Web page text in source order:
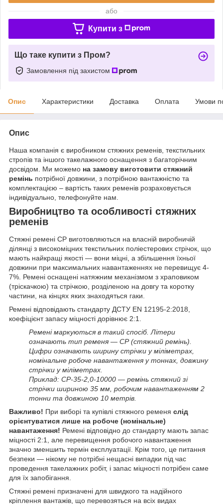
або
Купити з
Що таке купити з Пром?
Замовлення під захистом
Опис Характеристики Доставка Оплата Умови
Опис
Наша компанія є виробником стяжних ременів, текстильних
стропів та іншого такелажного оснащення з багаторічним
досвідом. Ми можемо на замову виготовити стяжний
ремінь потрібної довжини, з потрібною вантажністю та
комплектацією – вартість таких ременів розраховується
індивідуально, телефонуйте нам.
Виробництво та особливості стяжних
ременів
Стяжні ремені СР виготовляються на власній виробничій
ділянці з високоміцних текстильних поліестерових стрічок, що
мають найкращі якості — вони міцні, а збільшення їхньої
довжини при максимальних навантаженнях не перевищує 4-
7%. Ремені оснащені натяжним механізмом з храповиком
(тріскачкою) та стрічкою, розділеною на довгу та коротку
частини, на кінцях яких знаходяться гаки.
Ремені відповідають стандарту ДСТУ EN 12195-2:2018,
коефіцієнт запасу міцності дорівнює 2:1.
Ремені маркуються в такий спосіб. Літери
означають тип ременя — СР (стяжний ремінь).
Цифри означають ширину стрічки у міліметрах,
номінальне робоче навантаження у тоннах, довжину
стрічки у міліметрах.
Приклад: СР-35-2,0-10000 — ремінь стяжний зі
стрічки шириною 35 мм, робочим навантаженням 2
тонни та довжиною 10 метрів.
Важливо! При виборі та купівлі стяжного ременя слід
орієнтуватися лише на робоче (номінальне)
навантаження! Ремені відповідно до стандарту мають запас
міцності 2:1, але перевищення робочого навантаження
значно зменшить термін експлуатації. Крім того, це питання
безпеки — нікому не потрібні нещасні випадки під час
проведення такелажних робіт, і запас міцності потрібен саме
для їх запобігання.
Стяжні ремені призначені для швидкого та надійного
кріплення вантажів, що перевозяться на всіх видах